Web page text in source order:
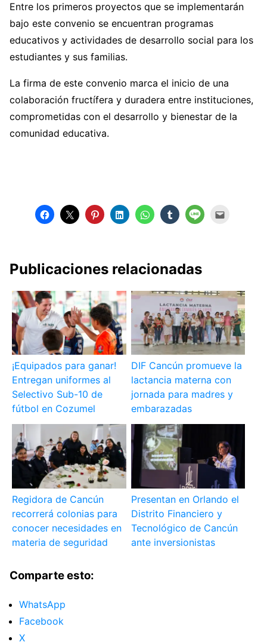
Entre los primeros proyectos que se implementarán
bajo este convenio se encuentran programas
educativos y actividades de desarrollo social para los
estudiantes y sus familias.
La firma de este convenio marca el inicio de una
colaboración fructífera y duradera entre instituciones,
comprometidas con el desarrollo y bienestar de la
comunidad educativa.
Publicaciones relacionadas
¡Equipados para ganar!
Entregan uniformes al
Selectivo Sub-10 de
fútbol en Cozumel
DIF Cancún promueve la
lactancia materna con
jornada para madres y
embarazadas
Regidora de Cancún
recorrerá colonias para
conocer necesidades en
materia de seguridad
Presentan en Orlando el
Distrito Financiero y
Tecnológico de Cancún
ante inversionistas
Comparte esto:
WhatsApp
Facebook
X